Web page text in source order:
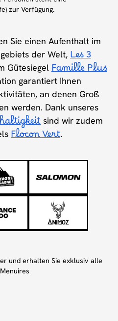
zur Verfügung.
Sie einen Aufenthalt im
der Welt, Les 3
Gütesiegel Famille Plus
garantiert Ihnen
an denen Groß
werden. Dank unseres
sind wir zudem
Flocon Vert.
und erhalten Sie exklusiv alle